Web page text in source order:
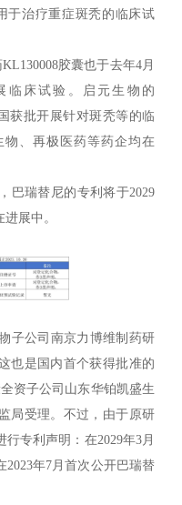
于治疗重症斑秃的临床试
胶囊也于去年4月
临床试验。启元生物的
获批开展针对斑秃等的临
物、再极医药等药企均在
巴瑞替尼的专利将于2029
展中。
子公司南京力博维制药研
也是国内首个获得批准的
资子公司山东华铂凯盛生
局受理。不过，由于原研
专利声明：在2029年3月
2023年7月首次公开巴瑞替